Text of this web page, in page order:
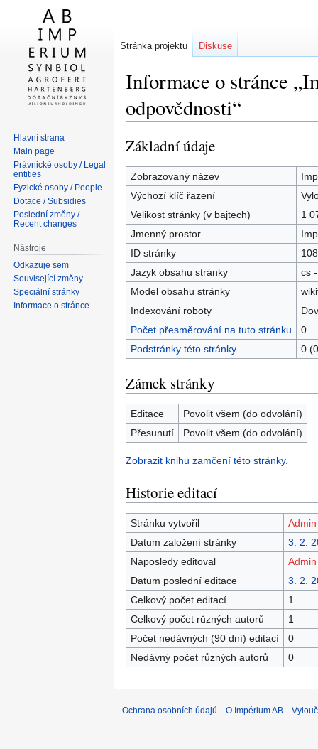
Informace o stránce
odpovědnosti“
Skočit
na
navigaci
Skočit
na
vyhledávání
Základní údaje
Zobrazovaný název
Výchozí klíč řazení
Velikost stránky (v bajtech)
1
Jmenný prostor
ID stránky
Jazyk obsahu stránky
cs
Model obsahu stránky
Indexování roboty
Počet přesměrování na tuto stránku
0
Podstránky této stránky
0
Zámek stránky
Editace
Povolit všem (do odvolání)
Přesunutí
Povolit všem (do odvolání)
Zobrazit knihu zamčení této stránky.
Historie editací
Stránku vytvořil
Admin
Datum založení stránky
3. 2.
Naposledy editoval
Admin
Datum poslední editace
3. 2.
Celkový počet editací
1
Celkový počet různých autorů
1
Počet nedávných (90 dní) editací
0
Nedávný počet různých autorů
0
Stránka projektu Diskuse
Hlavní strana
Main page
Právnické osoby / Legal
entities
Fyzické osoby / People
Dotace / Subsidies
Poslední změny /
Recent changes
Nástroje
Odkazuje sem
Související změny
Speciální stránky
Informace o stránce
Ochrana osobních údajů O Impérium AB